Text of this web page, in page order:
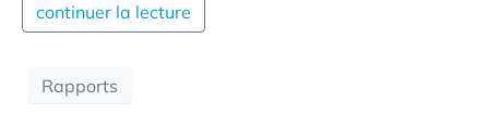
continuer la lecture
Rapports